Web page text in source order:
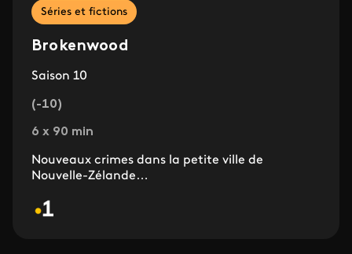
Séries et fictions
Brokenwood
Saison 10
(-10)
6 x 90 min
Nouveaux crimes dans la petite ville de
Nouvelle-Zélande…